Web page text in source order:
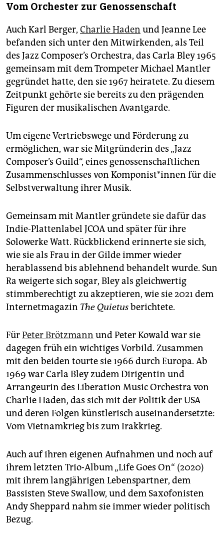
Vom Orchester zur Genossenschaft
Auch Karl Berger, Charlie Haden und Jeanne Lee
befanden sich unter den Mitwirkenden, als Teil
des Jazz Composer’s Orchestra, das Carla Bley 1965
gemeinsam mit dem Trompeter Michael Mantler
gegründet hatte, den sie 1967 heiratete. Zu diesem
Zeitpunkt gehörte sie bereits zu den prägenden
Figuren der musikalischen Avantgarde.
Um eigene Vertriebswege und Förderung zu
ermöglichen, war sie Mitgründerin des „Jazz
Composer’s Guild“, eines genossenschaftlichen
Zusammenschlusses von Kom­po­nis­t*in­nen für die
Selbstverwaltung ihrer Musik.
Gemeinsam mit Mantler gründete sie dafür das
Indie-Plattenlabel JCOA und später für ihre
Solowerke Watt. Rückblickend erinnerte sie sich,
wie sie als Frau in der Gilde immer wieder
herablassend bis ablehnend behandelt wurde. Sun
Ra weigerte sich sogar, Bley als gleichwertig
stimmberechtigt zu akzeptieren, wie sie 2021 dem
Internetmagazin The Quietusberichtete.
FürPeter Brötzmann und Peter Kowald war sie
dagegen früh ein wichtiges Vorbild. Zusammen
mit den beiden tourte sie 1966 durch Europa. Ab
1969 war Carla Bley zudem Dirigentin und
Arrangeurin des Liberation Music Orchestra von
Charlie Haden, das sich mit der Politik der USA
und deren Folgen künstlerisch auseinandersetzte:
Vom Vietnamkrieg bis zum Irak­krieg.
Auch auf ihren eigenen Aufnahmen und noch auf
ihrem letzten Trio-Album „Life Goes On“ (2020)
mit ihrem langjährigen Lebenspartner, dem
Bassisten Steve Swallow, und dem Saxofonisten
Andy Sheppard nahm sie immer wieder politisch
Bezug.